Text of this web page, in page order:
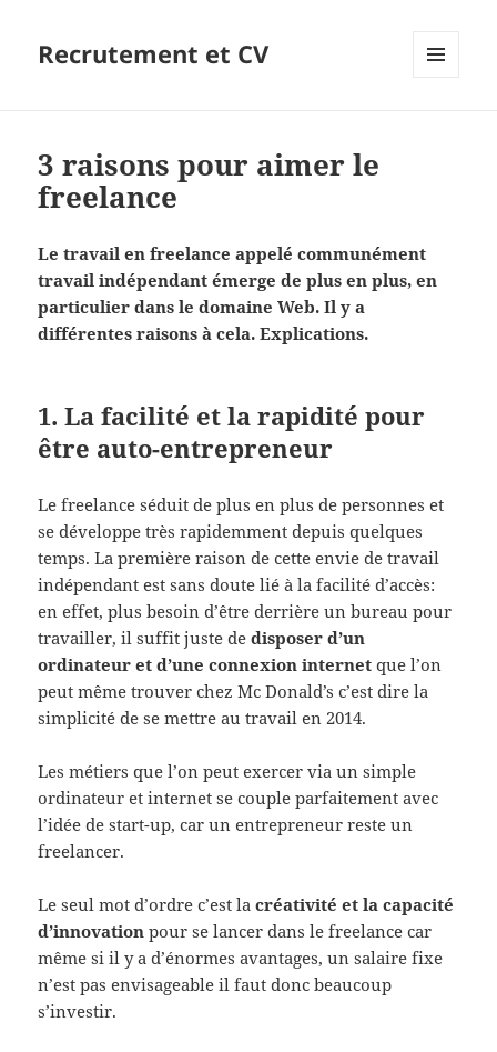
Recrutement et CV
3 raisons pour aimer le
freelance
Le travail en freelance appelé communément
travail indépendant émerge de plus en plus, en
particulier dans le domaine Web. Il y a
différentes raisons à cela. Explications.
1. La facilité et la rapidité pour
être auto-entrepreneur
Le freelance séduit de plus en plus de personnes et
se développe très rapidemment depuis quelques
temps. La première raison de cette envie de travail
indépendant est sans doute lié à la facilité d’accès:
en effet, plus besoin d’être derrière un bureau pour
travailler, il suffit juste dedisposer d’un
ordinateur et d’une connexion internet que l’on
peut même trouver chez Mc Donald’s c’est dire la
simplicité de se mettre au travail en 2014.
Les métiers que l’on peut exercer via un simple
ordinateur et internet se couple parfaitement avec
l’idée de start-up, car un entrepreneur reste un
freelancer.
Le seul mot d’ordre c’est la créativité et la capacité
d’innovation pour se lancer dans le freelance car
même si il y a d’énormes avantages, un salaire fixe
n’est pas envisageable il faut donc beaucoup
s’investir.